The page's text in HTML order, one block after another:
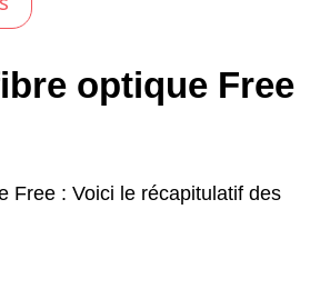
optique Free
Free : Voici le récapitulatif des